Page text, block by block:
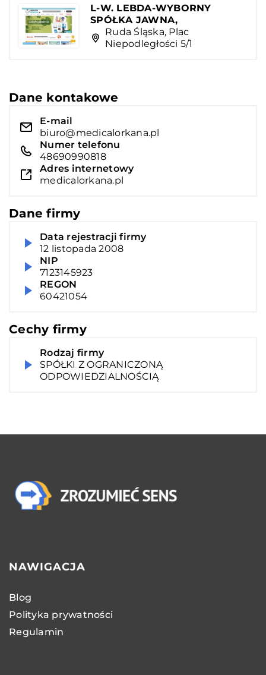
L-W. LEBDA-WYBORNY
SPÓŁKA JAWNA,
Ruda Śląska, Plac
Niepodległości 5/1
Dane kontakowe
E-mail
biuro@medicalorkana.pl
Numer telefonu
48690990818
Adres internetowy
medicalorkana.pl
Dane firmy
Data rejestracji firmy
12 listopada 2008
NIP
7123145923
REGON
60421054
Cechy firmy
Rodzaj firmy
SPÓŁKI Z OGRANICZONĄ
ODPOWIEDZIALNOŚCIĄ
NAWIGACJA
Blog
Polityka prywatności
Regulamin